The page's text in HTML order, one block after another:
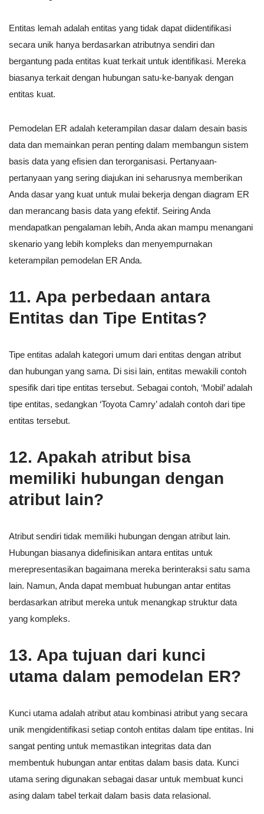
Entitas lemah adalah entitas yang tidak dapat diidentifikasi
secara unik hanya berdasarkan atributnya sendiri dan
bergantung pada entitas kuat terkait untuk identifikasi. Mereka
biasanya terkait dengan hubungan satu-ke-banyak dengan
entitas kuat.
Pemodelan ER adalah keterampilan dasar dalam desain basis
data dan memainkan peran penting dalam membangun sistem
basis data yang efisien dan terorganisasi. Pertanyaan-
pertanyaan yang sering diajukan ini seharusnya memberikan
Anda dasar yang kuat untuk mulai bekerja dengan diagram ER
dan merancang basis data yang efektif. Seiring Anda
mendapatkan pengalaman lebih, Anda akan mampu menangani
skenario yang lebih kompleks dan menyempurnakan
keterampilan pemodelan ER Anda.
11. Apa perbedaan antara
Entitas dan Tipe Entitas?
Tipe entitas adalah kategori umum dari entitas dengan atribut
dan hubungan yang sama. Di sisi lain, entitas mewakili contoh
spesifik dari tipe entitas tersebut. Sebagai contoh, ‘Mobil’ adalah
tipe entitas, sedangkan ‘Toyota Camry’ adalah contoh dari tipe
entitas tersebut.
12. Apakah atribut bisa
memiliki hubungan dengan
atribut lain?
Atribut sendiri tidak memiliki hubungan dengan atribut lain.
Hubungan biasanya didefinisikan antara entitas untuk
merepresentasikan bagaimana mereka berinteraksi satu sama
lain. Namun, Anda dapat membuat hubungan antar entitas
berdasarkan atribut mereka untuk menangkap struktur data
yang kompleks.
13. Apa tujuan dari kunci
utama dalam pemodelan ER?
Kunci utama adalah atribut atau kombinasi atribut yang secara
unik mengidentifikasi setiap contoh entitas dalam tipe entitas. Ini
sangat penting untuk memastikan integritas data dan
membentuk hubungan antar entitas dalam basis data. Kunci
utama sering digunakan sebagai dasar untuk membuat kunci
asing dalam tabel terkait dalam basis data relasional.